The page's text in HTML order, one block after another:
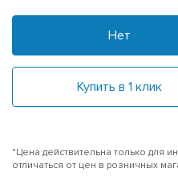
Нет
Купить в 1 клик
*Цена действительна только для
отличаться от цен в розничных